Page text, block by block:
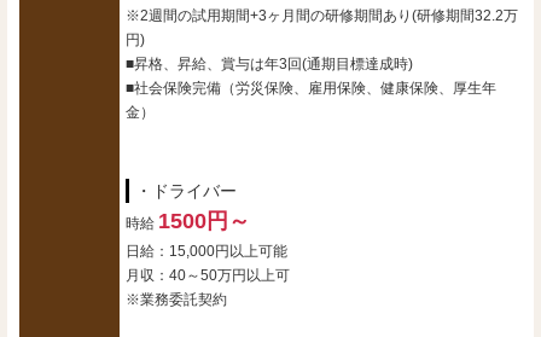
※2週間の試用期間+3ヶ月間の研修期間あり(研修期間32.2万
円)
■昇格、昇給、賞与は年3回(通期目標達成時)
■社会保険完備（労災保険、雇用保険、健康保険、厚生年
金）
・ドライバー
時給 1500円～
日給：15,000円以上可能
月収：40～50万円以上可
※業務委託契約